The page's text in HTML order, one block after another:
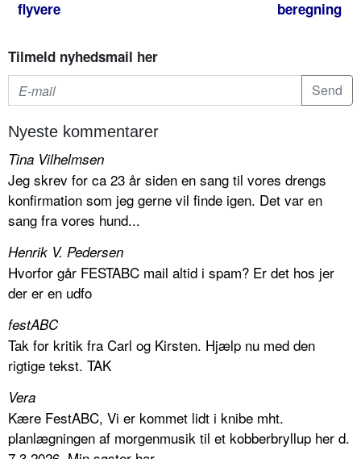
flyvere
beregning
Tilmeld nyhedsmail her
Nyeste kommentarer
Tina Vilhelmsen
Jeg skrev for ca 23 år siden en sang til vores drengs
konfirmation som jeg gerne vil finde igen. Det var en
sang fra vores hund...
Henrik V. Pedersen
Hvorfor går FESTABC mail altid i spam? Er det hos jer
der er en udfo
festABC
Tak for kritik fra Carl og Kirsten. Hjælp nu med den
rigtige tekst. TAK
Vera
Kære FestABC, Vi er kommet lidt i knibe mht.
planlægningen af morgenmusik til et kobberbryllup her d.